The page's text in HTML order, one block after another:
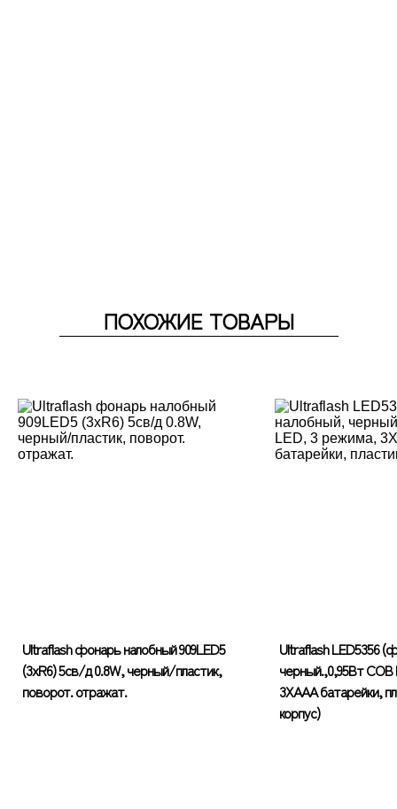
ПОХОЖИЕ ТОВАРЫ
Ultraflash фонарь налобный 909LED5
(3xR6) 5св/д 0.8W, черный/пластик,
поворот. отражат.
Ultraflash LED5356
черный.,0,95Вт
3XAAA батарейки,
корпус)